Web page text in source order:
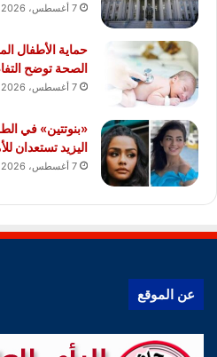
7 أغسطس، 2026
حماية الأطفال
الصحة توضح
7 أغسطس، 2026
«بنوتتين» في
اليزيد تستعدان
7 أغسطس، 2026
عن الموقع